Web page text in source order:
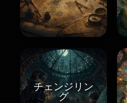
チェンジリン
グ